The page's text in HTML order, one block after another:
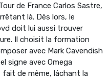
de France Carlos Sastre,
là. Dès lors, le
doit lui aussi trouver
Il choisit la formation
avec Mark Cavendish
signe avec Omega
de même, lâchant la